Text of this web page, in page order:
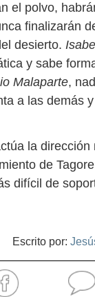
el polvo,
finalizarán
desierto.
y sabe
Malaparte,
a las demás
la dirección
de
difícil de
Escrito por: